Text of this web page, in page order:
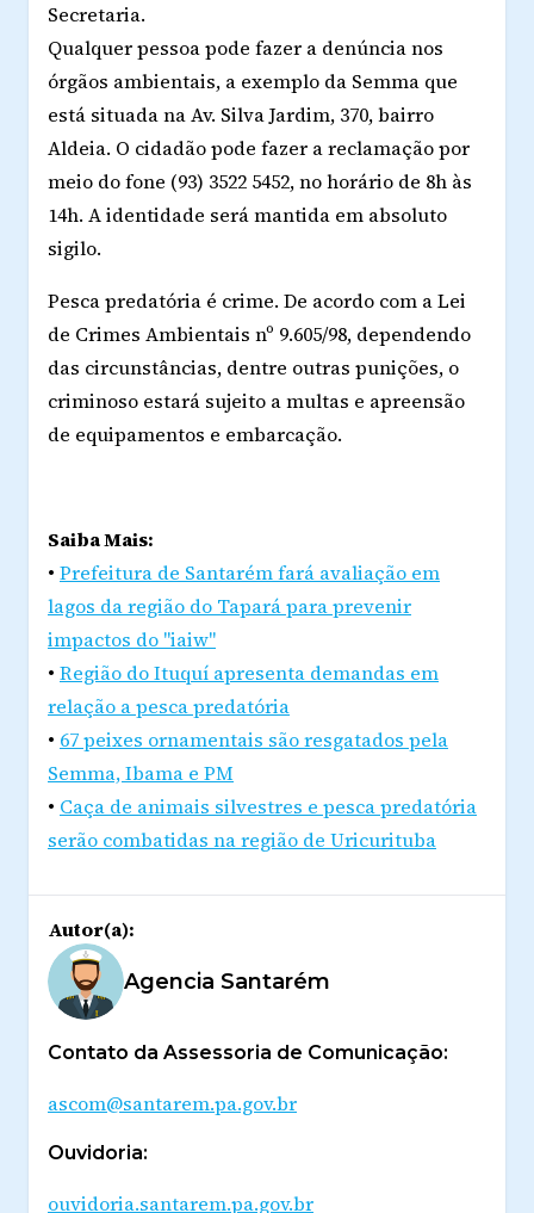
Secretaria.
Qualquer pessoa pode fazer a denúncia nos
órgãos ambientais, a exemplo da Semma que
está situada na Av. Silva Jardim, 370, bairro
Aldeia. O cidadão pode fazer a reclamação por
meio do fone (93) 3522 5452, no horário de 8h às
14h. A identidade será mantida em absoluto
sigilo.
Pesca predatória é crime. De acordo com a Lei
de Crimes Ambientais nº 9.605/98, dependendo
das circunstâncias, dentre outras punições, o
criminoso estará sujeito a multas e apreensão
de equipamentos e embarcação.
Saiba Mais:
• Prefeitura de Santarém fará avaliação em
lagos da região do Tapará para prevenir
impactos do "iaiw"
• Região do Ituquí apresenta demandas em
relação a pesca predatória
• 67 peixes ornamentais são resgatados pela
Semma, Ibama e PM
• Caça de animais silvestres e pesca predatória
serão combatidas na região de Uricurituba
Autor(a):
Agencia Santarém
Contato da Assessoria de Comunicação:
ascom@santarem.pa.gov.br
Ouvidoria:
ouvidoria.santarem.pa.gov.br